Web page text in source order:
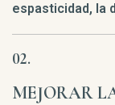
espasticidad, la
MEJORAR